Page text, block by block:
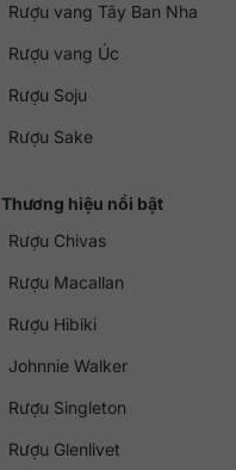
Rượu vang Tây Ban Nha
Rượu vang Úc
Rượu Soju
Rượu Sake
Thương hiệu nổi bật
Rượu Chivas
Rượu Macallan
Rượu Hibiki
Johnnie Walker
Rượu Singleton
Rượu Glenlivet